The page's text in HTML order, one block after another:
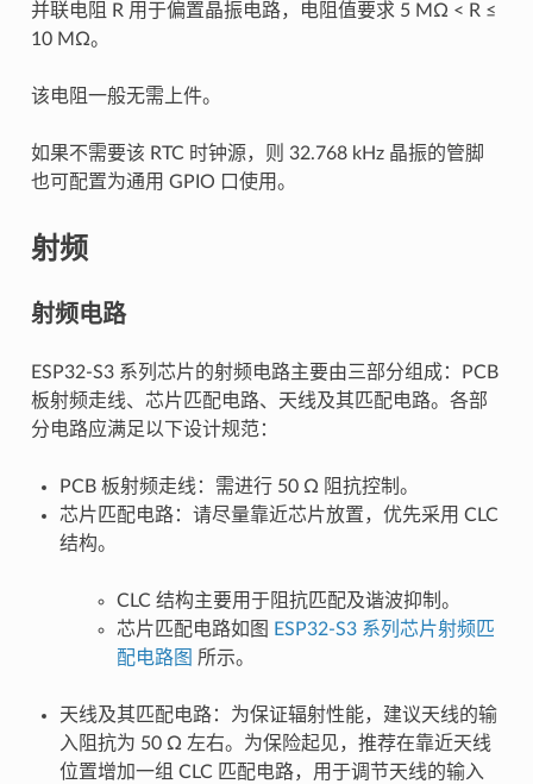
并联电阻 R 用于偏置晶振电路，电阻值要求 5 MΩ < R ≤
10 MΩ。
该电阻一般无需上件。
如果不需要该 RTC 时钟源，则 32.768 kHz 晶振的管脚
也可配置为通用 GPIO 口使用。
射频
射频电路
ESP32-S3 系列芯片的射频电路主要由三部分组成：PCB
板射频走线、芯片匹配电路、天线及其匹配电路。各部
分电路应满足以下设计规范：
PCB 板射频走线：需进行 50 Ω 阻抗控制。
芯片匹配电路：请尽量靠近芯片放置，优先采用 CLC
结构。
CLC 结构主要用于阻抗匹配及谐波抑制。
芯片匹配电路如图
ESP32-S3 系列芯片射频匹
配电路图 所示。
天线及其匹配电路：为保证辐射性能，建议天线的输
入阻抗为 50 Ω 左右。为保险起见，推荐在靠近天线
位置增加一组 CLC 匹配电路，用于调节天线的输入